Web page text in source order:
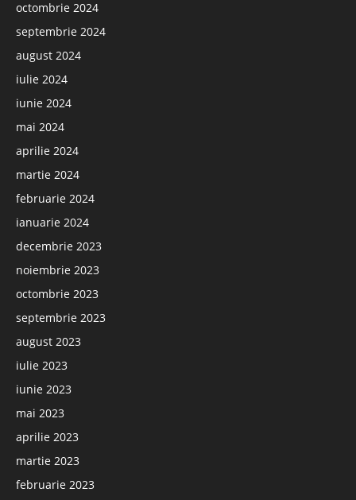
octombrie 2024
septembrie 2024
august 2024
iulie 2024
iunie 2024
mai 2024
aprilie 2024
martie 2024
februarie 2024
ianuarie 2024
decembrie 2023
noiembrie 2023
octombrie 2023
septembrie 2023
august 2023
iulie 2023
iunie 2023
mai 2023
aprilie 2023
martie 2023
februarie 2023